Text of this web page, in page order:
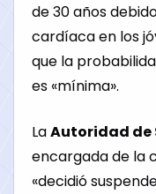
de 30 años
cardíaca en los
que la
es «mínima».
LaAutoridad de
encargada de la
«decidió